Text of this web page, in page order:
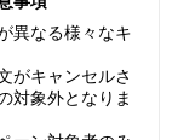
異なる様々なキ
がキャンセルさ
対象外となりま